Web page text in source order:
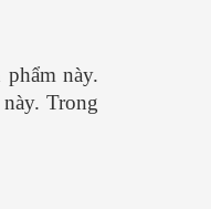
này.
Trong